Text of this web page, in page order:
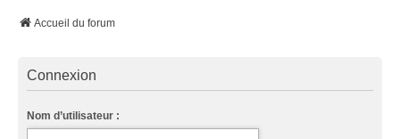
Accueil du forum
Connexion
Nom d’utilisateur :